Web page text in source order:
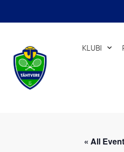
to
KLUBI
« All